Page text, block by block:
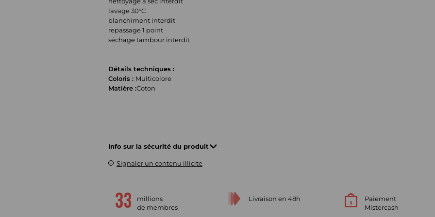
lavage 30°C
blanchiment interdit
repassage 1 point
séchage tambour interdit
Détails techniques :
Coloris : Multicolore
Matière :Coton
Info sur la sécurité du produit
Signaler un contenu illicite
millions
de membres
Livraison en 48h
Paiement
Mistercash